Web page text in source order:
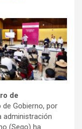
de
de Gobierno, por
administración
(Sego) ha